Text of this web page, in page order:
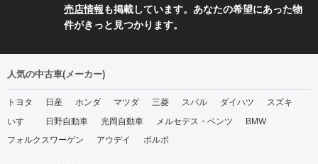
売店情報も掲載しています。あなたの希望にあった物
件がきっと見つかります。
人気の中古車(メーカー)
トヨタ 日産 ホンダ マツダ 三菱 スバル ダイハツ
スズキ
いすゞ
日野自動車 光岡自動車 メルセデス・ベンツ
BMW
フォルクスワーゲン
アウデイ ボルボ